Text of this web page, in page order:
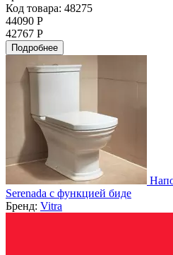
Код товара: 48275
44090 Р
42767 Р
Подробнее
Serenada с функцией биде
Бренд: Vitra